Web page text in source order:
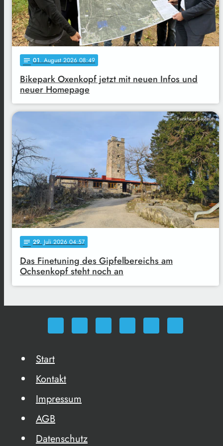
notes 01. August 2026 08:49
Bikepark Oxenkopf jetzt mit neuen Infos und
neuer Homepage
Funkhaus Bayreuth
notes 29. Juli 2026 04:57
Das Finetuning des Gipfelbereichs am
Ochsenkopf steht noch an
Start
Kontakt
Impressum
AGB
Datenschutz